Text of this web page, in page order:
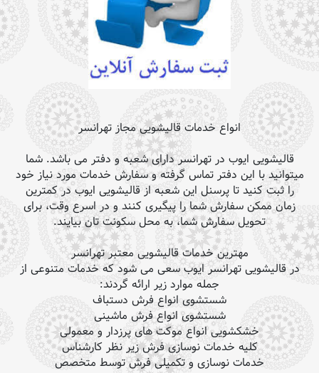
انواع خدمات قالیشویی مجاز تهرانسر
قالیشویی ایوب در تهرانسر دارای شعبه و دفتر می باشد. شما
میتوانید با این دفتر تماس گرفته و سفارش خدمات مورد نیاز خود
را ثبت کنید تا پرسنل این شعبه از قالیشویی ایوب در کمترین
زمان ممکن سفارش شما را پیگیری کنند و در اسرع وقت، برای
تحویل سفارش شما، به محل سکونت تان بیایند.
مهترین خدمات قالیشویی معتبر تهرانسر
در قالیشویی تهرانسر ایوب سعی می شود که خدمات متنوعی از
جمله موارد زیر ارائه گردند:
شستشوی انواع فرش دستباف
شستشوی انواع فرش ماشینی
خشکشویی انواع موکت های پرزدار و معمولی
کلیه خدمات نوسازی فرش زیر نظر کارشناس
خدمات نوسازی و تکمیلی فرش توسط متخصص